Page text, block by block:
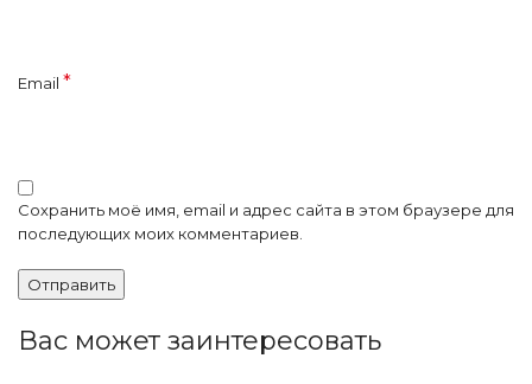
Email *
Сохранить моё имя, email и адрес сайта в этом браузере для
последующих моих комментариев.
Вас может заинтересовать